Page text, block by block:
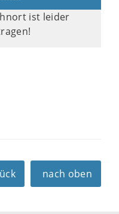
ist leider
nach oben